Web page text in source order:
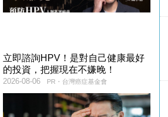
立即諮詢HPV！是對自己健康最好
的投資，把握現在不嫌晚！
PR・台灣癌症基金會
2026-08-06